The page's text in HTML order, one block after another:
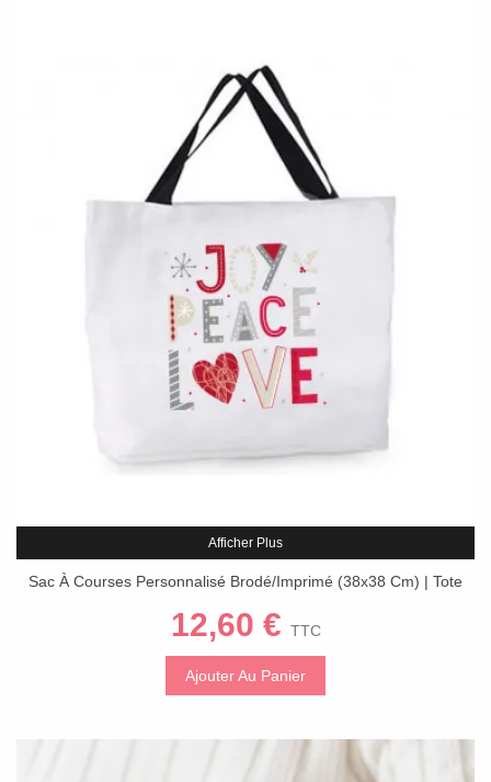
Afficher Plus
Sac À Courses Personnalisé Brodé/Imprimé (38x38 Cm) | Tote
12,60 € TTC
Ajouter Au Panier